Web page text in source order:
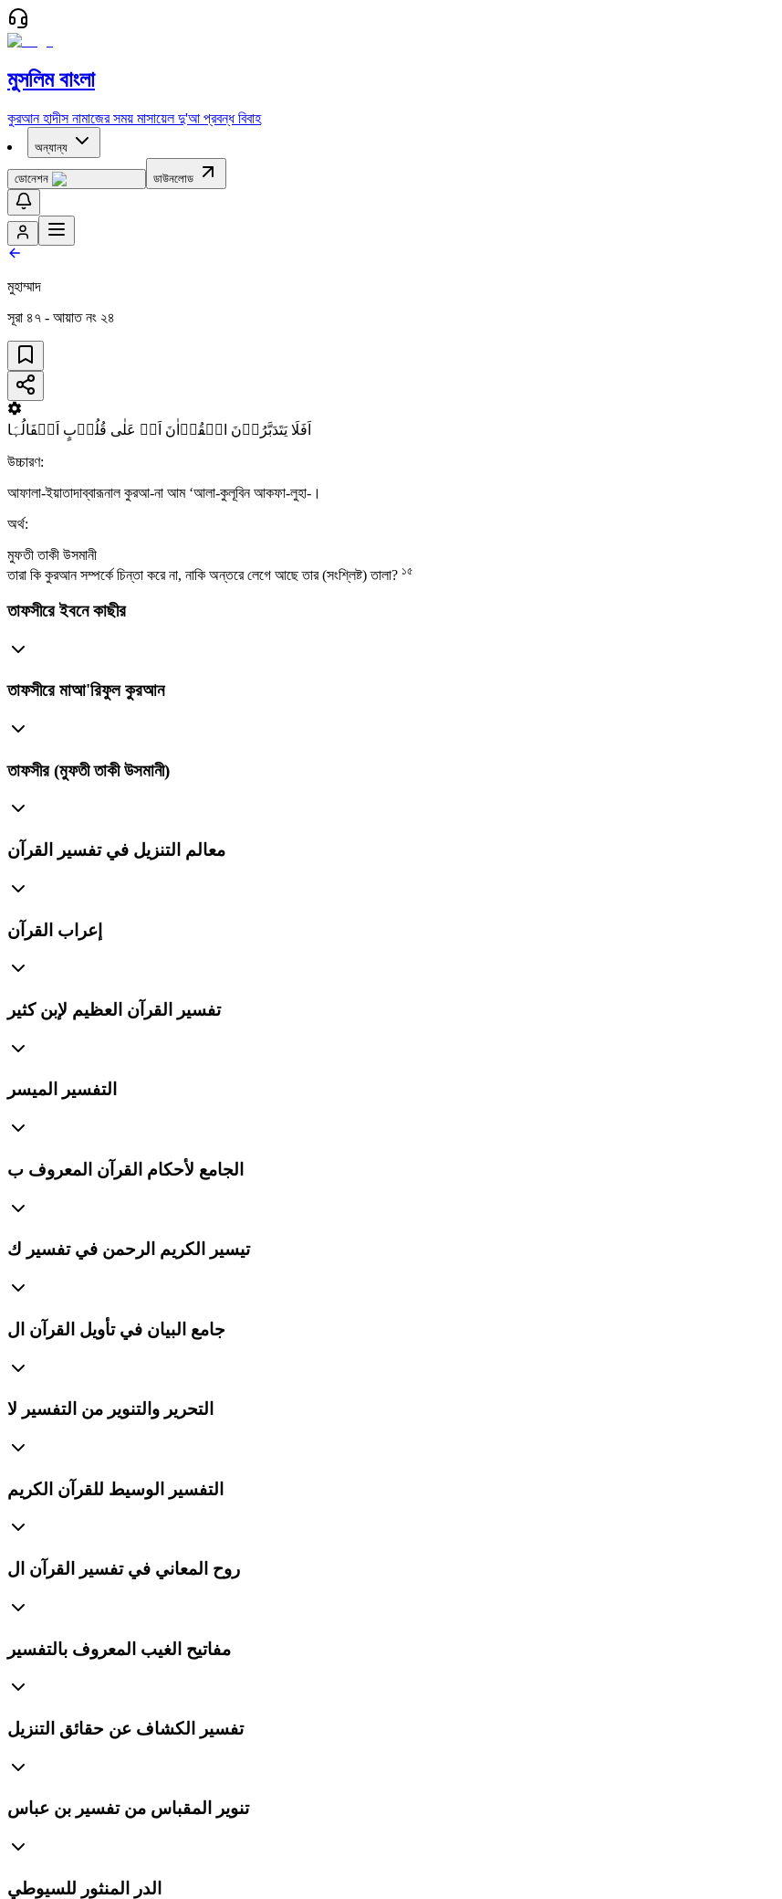
মুসলিম বাংলা
কুরআন হাদীস নামাজের সময় মাসায়েল দু'আ প্রবন্ধ বিবাহ
অন্যান্য
ডোনেশন ডাউনলোড
মুহাম্মাদ
সূরা ৪৭ - আয়াত নং ২৪
اَفَلَا یَتَدَبَّرُوۡنَ الۡقُرۡاٰنَ اَمۡ عَلٰی قُلُوۡبٍ اَقۡفَالُہَا
উচ্চারণ:
আফালা-ইয়াতাদাব্বারূনাল কুরআ-না আম ‘আলা-কুলূবিন আকফা-লুহা-।
অর্থ:
মুফতী তাকী উসমানী
তারা কি কুরআন সম্পর্কে চিন্তা করে না, নাকি অন্তরে লেগে আছে তার (সংশ্লিষ্ট) তালা? ১৫
তাফসীরে ইবনে কাছীর
তাফসীরে মাআ'রিফুল কুরআন
তাফসীর (মুফতী তাকী উসমানী)
معالم التنزيل في تفسير القرآن
إعراب القرآن
تفسير القرآن العظيم لإبن كثير
التفسير الميسر
الجامع لأحكام القرآن المعروف ب
تيسير الكريم الرحمن في تفسير ك
جامع البيان في تأويل القرآن ال
التحرير والتنوير من التفسير لا
التفسير الوسيط للقرآن الكريم
روح المعاني في تفسير القرآن ال
مفاتيح الغيب المعروف بالتفسير
تفسير الكشاف عن حقائق التنزيل
تنوير المقباس من تفسير بن عباس
الدر المنثور للسيوطي